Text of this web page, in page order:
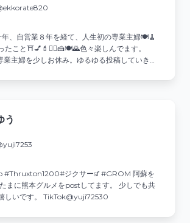
、自営業８年を経て、人生初の専業主婦🍽🧹
たこと⛩💅💄💇‍♀️🍰🍽🌄色々楽しんでます。
主婦を少しお休み。ゆるゆる投稿していきま
う
ジクサーsf #GROM 阿蘇を
まに熊本グルメをpostしてます。 少しでも共
しいです。 TikTok@yuji72530